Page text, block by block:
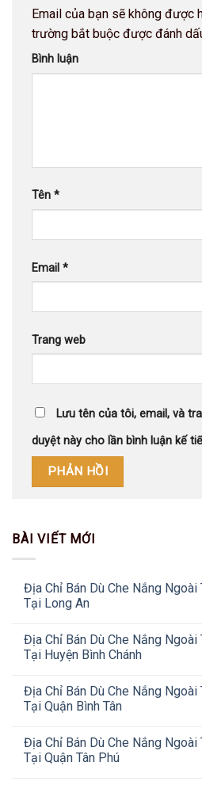
Email của bạn sẽ không được
trường bắt buộc được đánh
Bình luận
Tên *
Email *
Trang web
Lưu tên của tôi, email, và
duyệt này cho lần bình luận kế
BÀI VIẾT MỚI
Địa Chỉ Bán Dù Che Nắng Ngoài
Tại Long An
Địa Chỉ Bán Dù Che Nắng Ngoài
Tại Huyện Bình Chánh
Địa Chỉ Bán Dù Che Nắng Ngoài
Tại Quận Bình Tân
Địa Chỉ Bán Dù Che Nắng Ngoài
Tại Quận Tân Phú